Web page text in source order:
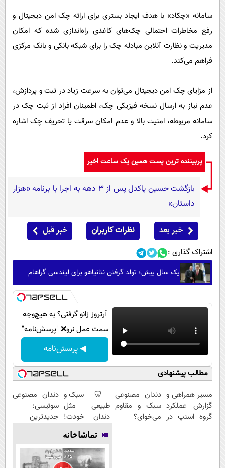
سامانه «چکاد» با هدف ایجاد بستری برای ارائه چک امن دیجیتال و
رفع مخاطرات احتمالی چک‌های کاغذی راه‌اندازی شده که امکان
مدیریت و نظارت آنلاین مبادله چک را برای شبکه بانکی و بانک مرکزی
فراهم می‌کند.
از مزایای چک امن دیجیتال می‌توان به سرعت زیاد در ثبت و پردازش،
عدم نیاز به ارسال نسخه فیزیکی چک، اطمینان افراد از ثبت چک در
سامانه مربوطه، امنیت بالا و عدم امکان سرقت یا تحریف چک اشاره
کرد.
پربیننده ترین پست همین یک ساعت اخیر
بازگشت حسین پاکدل پس از ۳ دهه به اجرا با برنامه «هزار
داستان»
خبر بعد نظرات کاربران خبر قبل
اشتراک گذاری :
یک سال پیش؛ تولد گرفتن نتانیاهو برای لیندسی گراهام
آرتروز زانو گرفتی؟ به هیچ‌وجه
سمت عمل نرو❌ "پرسش‌نامه"
◀ پرسش‌نامه
مطالب پیشنهادی
مسیر همراهی و
گزارش عملکرد
گروه اسنپ در
دندان مصنوعی
سبک و مقاوم
می‌خوای؟
🦷 سبک و
طبیعی مثل
دندان خودت!
نصب آسان و
پرداخت
اقساطی 💳 📍
تهران
دندان مصنوعی
سوئیسی:
جدیدترین
پرداخت قسطی
تماشاخانه